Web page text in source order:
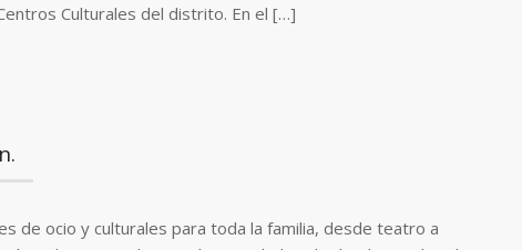
Culturales del distrito. En el […]
de ocio y culturales para toda la familia, desde teatro a